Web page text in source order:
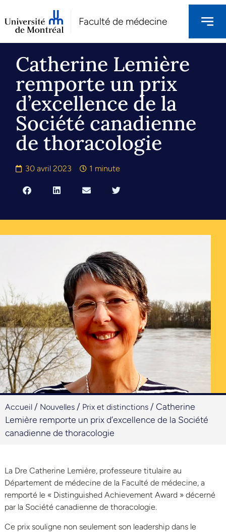
Faculté de médecine
Catherine Lemière
remporte un prix
d’excellence de la
Société canadienne
de thoracologie
30 avril 2023 1 minute
Accueil / Nouvelles / Prix et distinctions / Catherine
Lemière remporte un prix d’excellence de la Société
canadienne de thoracologie
La Dre Catherine Lemière, professeure titulaire au
Département de médecine de la Faculté de médecine, a
remporté le « Distinguished Achievement Award » décerné
par la Société canadienne de thoracologie.
Ce prix souligne non seulement son leadership dans le